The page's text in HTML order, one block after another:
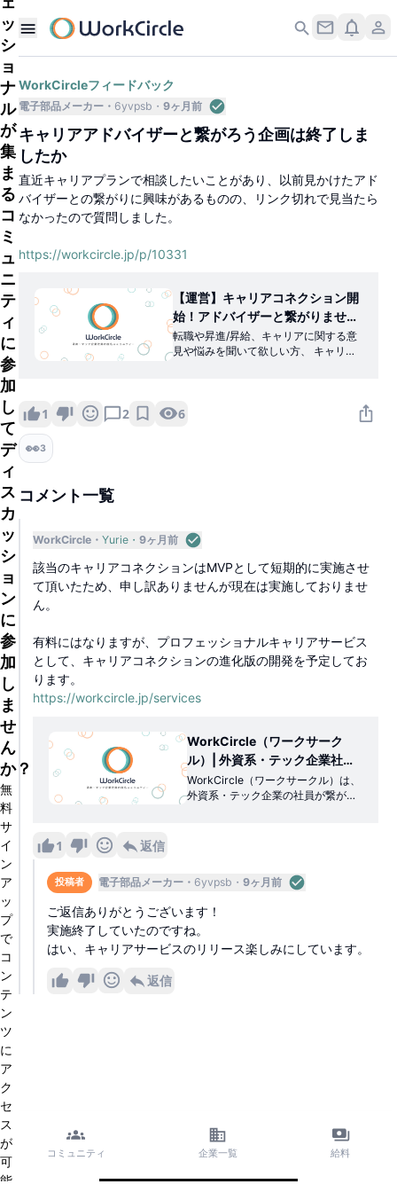
ッ
シ
ョ
ナ
ル
が
集
ま
る
コ
ミ
ュ
ニ
テ
ィ
に
参
加
し
て
デ
ィ
ス
カ
ッ
シ
ョ
ン
に
参
加
し
ま
せ
ん
か？
無
料
サ
イ
ン
ア
ッ
プ
で
コ
ン
テ
ン
ツ
に
ア
ク
セ
ス
が
可
能
WorkCircleフィードバック
電子部品メーカー 6yvpsb 9ヶ月前
キャリアアドバイザーと繋がろう企画は終了しま
したか
直近キャリアプランで相談したいことがあり、以前見かけたアド
バイザーとの繋がりに興味があるものの、リンク切れで見当たら
なかったので質問しました。
https://workcircle.jp/p/10331
【運営】キャリアコネクション開
始！アドバイザーと繋がりません
か？ | WorkCircle（ワークサーク
ル）
転職や昇進/昇給、キャリアに関する意
見や悩みを聞いて欲しい方、 キャリア
さいhttps://companies.workcircle.jp/1
494061ddde980ddabbae9bc5a0d0
双方の合意の上でその後の会話をお楽
しみください！※ キャリアアドバイザー
の繋がる人数制限が設定されているた
め、繋がることが不可になる可能性が
ございます。繋がる申請が多い場合、
1 2 6
👀3
コメント一覧
WorkCircle Yurie 9ヶ月前
該当のキャリアコネクションはMVPとして短期的に実施させ
て頂いたため、申し訳ありませんが現在は実施しておりませ
ん。
有料にはなりますが、プロフェッショナルキャリアサービス
として、キャリアコネクションの進化版の開発を予定してお
ります。
https://workcircle.jp/services
WorkCircle（ワークサーク
ル）| 外資系・テック企業社員
コミュニティ
WorkCircle（ワークサークル）は、
外資系・テック企業の社員が繋が
ークルを用意しました。WorkCircle
うことで、企業文化を向上させ、新
たなキャリア情報を発見する場所で
す。
1 返信
投稿者 電子部品メーカー 6yvpsb 9ヶ月前
ご返信ありがとうございます！
実施終了していたのですね。
はい、キャリアサービスのリリース楽しみにしています。
返信
コミュニティ 企業一覧 給料